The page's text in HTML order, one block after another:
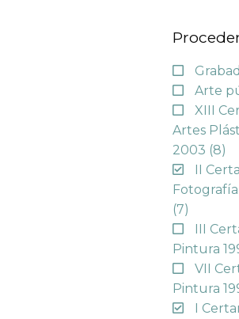
Arte
XIII
Artes
2003 (8)
II
(7)
III
Pintura
VII
Pintura
I